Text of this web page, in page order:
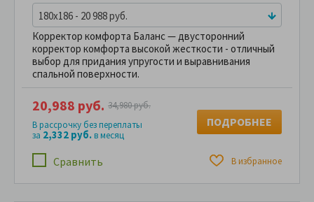
180x186 - 20 988 руб.
Корректор комфорта Баланс — двусторонний
корректор комфорта высокой жесткости - отличный
выбор для придания упругости и выравнивания
спальной поверхности.
Сравнить В избранное
20,988 руб. 34,980 руб.
В рассрочку без переплаты
за 2,332 руб.в месяц
ПОДРОБНЕЕ